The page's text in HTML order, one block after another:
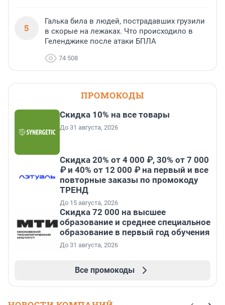
5
Галька била в людей, пострадавших грузили
в скорые на лежаках. Что происходило в
Геленджике после атаки БПЛА
74 508
ПРОМОКОДЫ
Скидка 10% на все товары
До 31 августа, 2026
Скидка 20% от 4 000 ₽, 30% от 7 000
₽ и 40% от 12 000 ₽ на первый и все
повторные заказы по промокоду
ТРЕНД
До 15 августа, 2026
Скидка 72 000 на высшее
образование и среднее специальное
образование в первый год обучения
До 31 августа, 2026
Все промокоды